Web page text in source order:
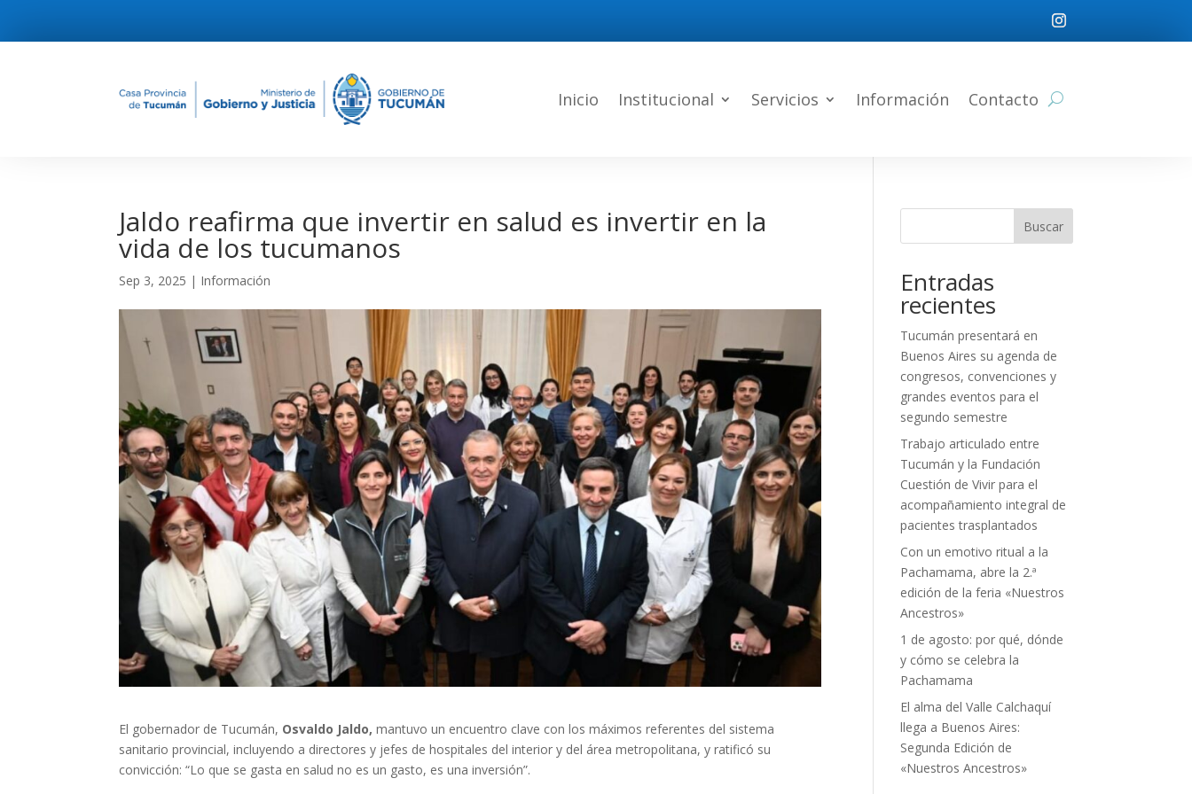
Inicio Institucional Servicios Información Contacto
Jaldo reafirma que invertir en salud es invertir en la
vida de los tucumanos
Sep 3, 2025 | Información
El gobernador de Tucumán, Osvaldo Jaldo,mantuvo un encuentro clave con los máximos referentes del sistema
sanitario provincial, incluyendo a directores y jefes de hospitales del interior y del área metropolitana, y ratificó su
convicción: “Lo que se gasta en salud no es un gasto, es una inversión”.
Buscar
Entradas
recientes
Tucumán presentará en
Buenos Aires su agenda de
congresos, convenciones y
grandes eventos para el
segundo semestre
Trabajo articulado entre
Tucumán y la Fundación
Cuestión de Vivir para el
acompañamiento integral de
pacientes trasplantados
Con un emotivo ritual a la
Pachamama, abre la 2.ª
edición de la feria «Nuestros
Ancestros»
1 de agosto: por qué, dónde
y cómo se celebra la
Pachamama
El alma del Valle Calchaquí
llega a Buenos Aires:
Segunda Edición de
«Nuestros Ancestros»